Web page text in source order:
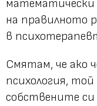
математически
на правилното
в
Смятам, че ако
психология,
собствените си